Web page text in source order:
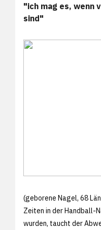
"ich mag es, wenn
sind"
(geborene Nagel, 68
Zeiten in der Handball-
wurden, taucht der